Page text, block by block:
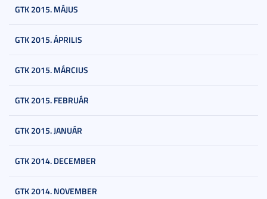
GTK 2015. MÁJUS
GTK 2015. ÁPRILIS
GTK 2015. MÁRCIUS
GTK 2015. FEBRUÁR
GTK 2015. JANUÁR
GTK 2014. DECEMBER
GTK 2014. NOVEMBER